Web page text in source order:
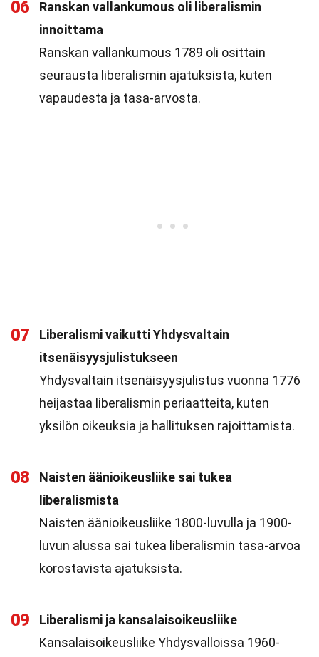
06
Ranskan vallankumous oli liberalismin
innoittama
Ranskan vallankumous 1789 oli osittain
seurausta liberalismin ajatuksista, kuten
vapaudesta ja tasa-arvosta.
07
Liberalismi vaikutti Yhdysvaltain
itsenäisyysjulistukseen
Yhdysvaltain itsenäisyysjulistus vuonna 1776
heijastaa liberalismin periaatteita, kuten
yksilön oikeuksia ja hallituksen rajoittamista.
08
Naisten äänioikeusliike sai tukea
liberalismista
Naisten äänioikeusliike 1800-luvulla ja 1900-
luvun alussa sai tukea liberalismin tasa-arvoa
korostavista ajatuksista.
09
Liberalismi ja kansalaisoikeusliike
Kansalaisoikeusliike Yhdysvalloissa 1960-